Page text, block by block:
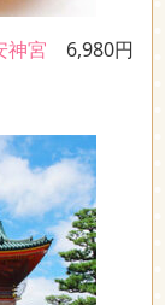
神宮 6,980円